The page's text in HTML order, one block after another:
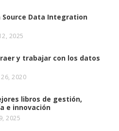
Source Data Integration
2025
y trabajar con los datos
2020
libros de gestión,
e innovación
2025